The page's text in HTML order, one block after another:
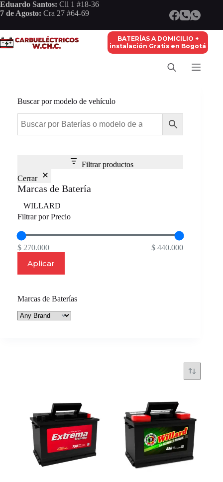
Saltar
al
Eduardo Santos: Cll 1 #18-36
7 de Agosto: Cra 27 #64-69
BATERÍAS A DOMICILIO +
instalación Gratis en Bogotá
Buscar por modelo de vehículo
Filtrar productos
Cerrar
Marcas de Batería
Marca
WILLARD
Filtrar por Precio
$ 270.000 $ 440.000
Aplicar
Marcas de Baterías